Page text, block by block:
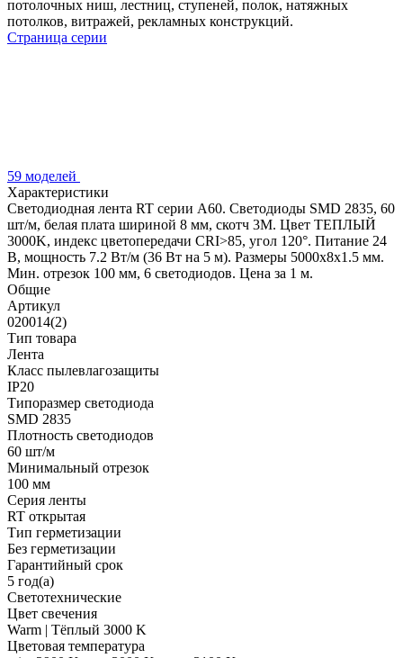
потолочных ниш, лестниц, ступеней, полок, натяжных
потолков, витражей, рекламных конструкций.
Страница серии
59 моделей
Характеристики
Светодиодная лента RT серии A60. Светодиоды SMD 2835, 60
шт/м, белая плата шириной 8 мм, скотч 3M. Цвет ТЕПЛЫЙ
3000K, индекс цветопередачи CRI>85, угол 120°. Питание 24
В, мощность 7.2 Вт/м (36 Вт на 5 м). Размеры 5000x8x1.5 мм.
Мин. отрезок 100 мм, 6 светодиодов. Цена за 1 м.
Общие
Артикул
020014(2)
Тип товара
Лента
Класс пылевлагозащиты
IP20
Типоразмер светодиода
SMD 2835
Плотность светодиодов
60 шт/м
Минимальный отрезок
100 мм
Серия ленты
RT открытая
Тип герметизации
Без герметизации
Гарантийный срок
5 год(а)
Светотехнические
Цвет свечения
Warm | Тёплый 3000 K
Цветовая температура